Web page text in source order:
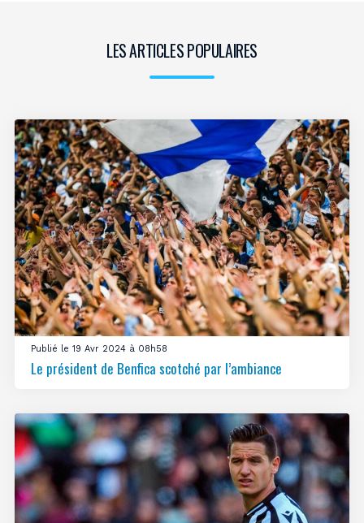
LES ARTICLES POPULAIRES
Publié le 19 Avr 2024 à 08h58
Le président de Benfica scotché par l’ambiance